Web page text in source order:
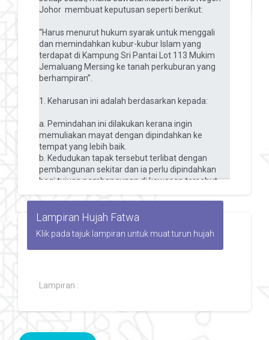
Lampiran Hujah Fatwa
Klik pada tajuk lampiran untuk muat turun hujah
Lampiran :